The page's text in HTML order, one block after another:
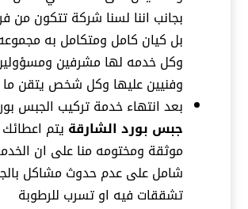
بجانب اننا لسنا شركة تتكون من
بل كيان كامل ومتكامل به
وكل خدمه لها مشرفين
وفنيين عليها وكل شخص يتقن
بعد انتهاء خدمة تركيب الجبس
جبس بورد الشارقة يتم
موثقة ومختومه منا على ان
شامل على عدم حدوث مشاكل
تشققات فيه او تسرب للرطوبة